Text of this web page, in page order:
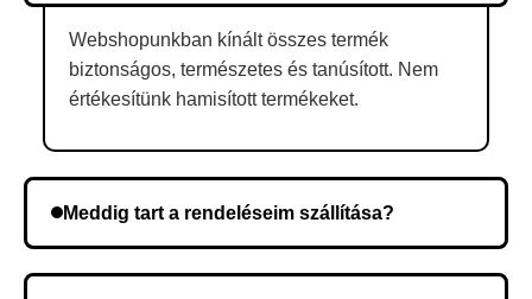
Webshopunkban kínált összes termék
biztonságos, természetes és tanúsított. Nem
értékesítünk hamisított termékeket.
Meddig tart a rendeléseim szállítása?